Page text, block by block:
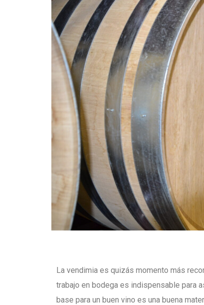
La vendimia es quizás momento más
trabajo en bodega es indispensable para
base para un buen vino es una buena